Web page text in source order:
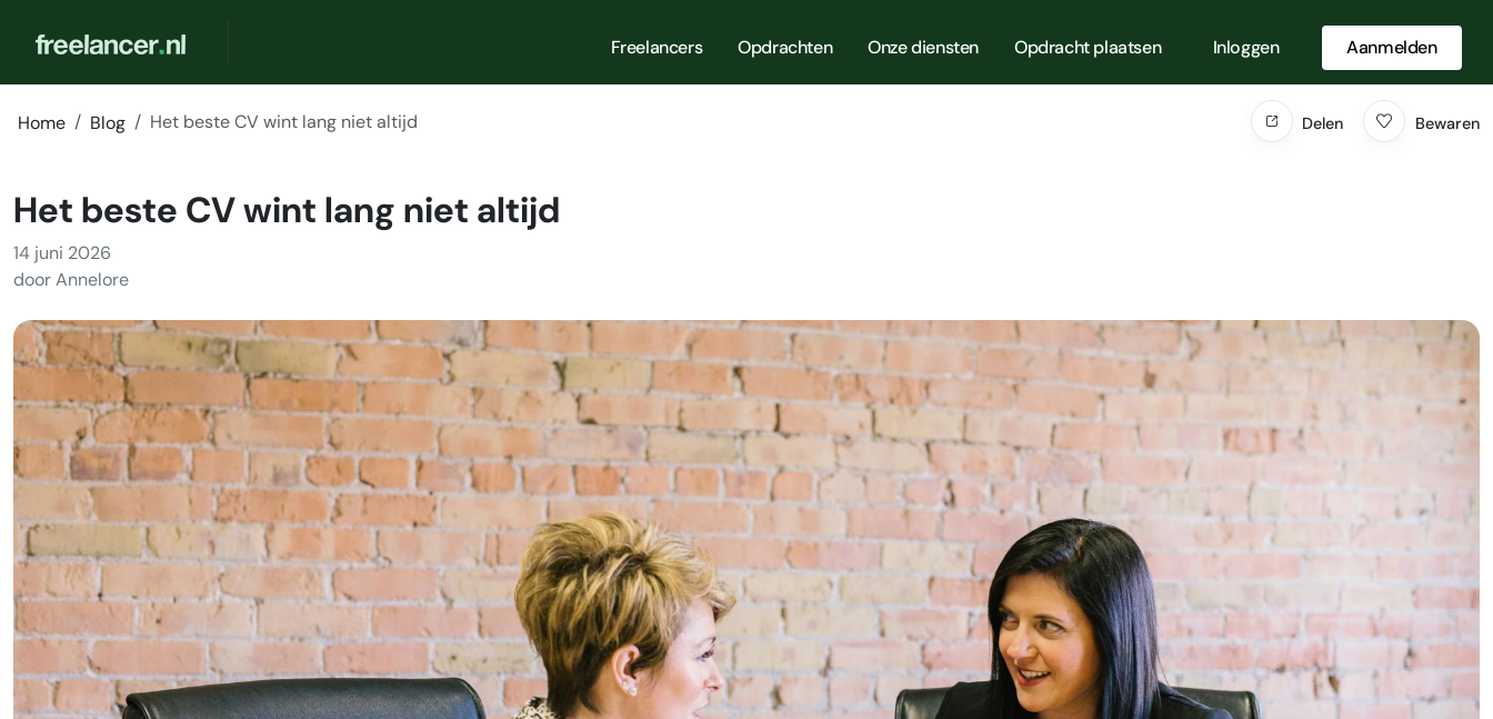
Freelancers Opdrachten Onze diensten Opdracht plaatsen Inloggen Aanmelden
Home Blog Het beste CV wint lang niet altijd Delen Bewaren
Het beste CV wint lang niet altijd
14 juni 2026
door Annelore